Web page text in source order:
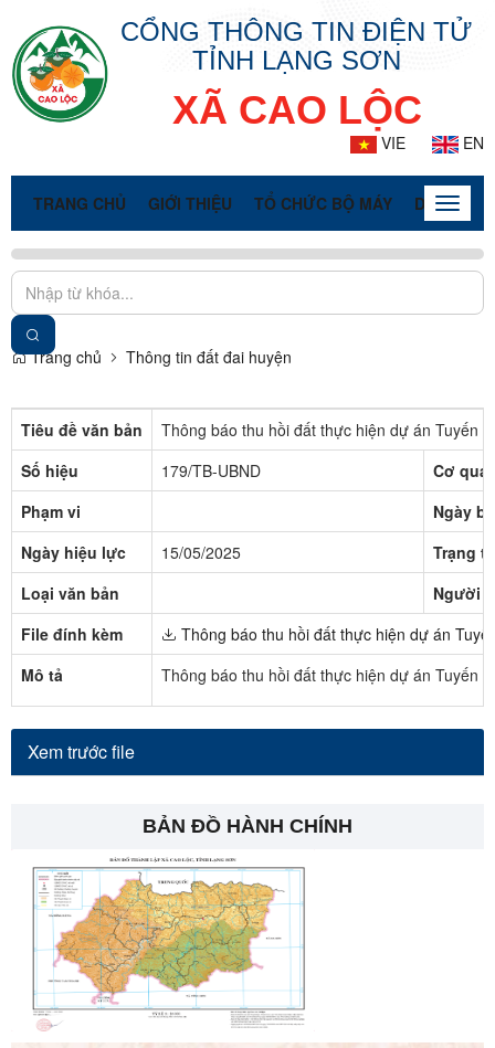
CỔNG THÔNG TIN ĐIỆN TỬ
TỈNH LẠNG SƠN
XÃ CAO LỘC
VIE EN
TRANG CHỦ GIỚI THIỆU TỔ CHỨC BỘ MÁY DOANH
Toggle
Trang chủ Thông tin đất đai huyện
Tiêu đề văn bản
Thông báo thu hồi đất thực hiện dự án Tuyến
Số hiệu
179/TB-UBND
Cơ
Phạm vi
Ngày
Ngày hiệu lực
15/05/2025
Trạng
Loại văn bản
Người
File đính kèm
Thông báo thu hồi đất thực hiện dự án
Mô tả
Thông báo thu hồi đất thực hiện dự án Tuyến
Xem trước file
BẢN ĐỒ HÀNH CHÍNH